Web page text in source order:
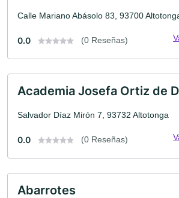
Calle Mariano Abásolo 83, 93700
0.0 (0 Reseñas)
Academia Josefa Ortiz de
Salvador Díaz Mirón 7, 93732 Altotonga
0.0 (0 Reseñas)
Abarrotes